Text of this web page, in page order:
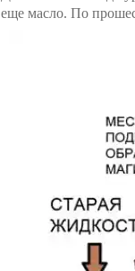
еще масло. По